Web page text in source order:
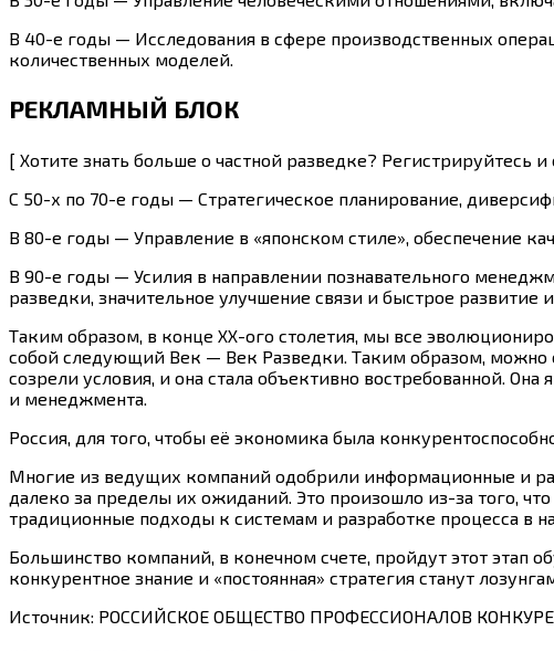
В 40-е годы — Исследования в сфере производственных
количественных моделей.
РЕКЛАМНЫЙ БЛОК
[ Хотите знать больше о частной разведке? Регистрируйтесь
С 50-х по 70-е годы — Стратегическое планирование,
В 80-е годы — Управление в «японском стиле», обеспечение
В 90-е годы — Усилия в направлении познавательного
разведки, значительное улучшение связи и быстрое
Таким образом, в конце ХХ-ого столетия, мы все
собой следующий Век — Век Разведки. Таким образом, можно
созрели условия, и она стала объективно востребованной.
и менеджмента.
Россия, для того, чтобы её экономика была
Многие из ведущих компаний одобрили информационные и
далеко за пределы их ожиданий. Это произошло из-за того,
традиционные подходы к системам и разработке процесса в
Большинство компаний, в конечном счете, пройдут этот этап
конкурентное знание и «постоянная» стратегия станут
Источник: РОССИЙСКОЕ ОБЩЕСТВО ПРОФЕССИОНАЛОВ